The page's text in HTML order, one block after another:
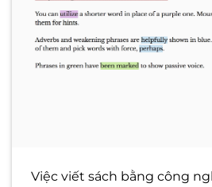
Việc viết sách bằng công